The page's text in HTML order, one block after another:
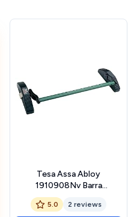
Tesa Assa Abloy
1910908Nv Barra
Antipánico, Negro / Verde,
8 Mm
5.0 2 reviews